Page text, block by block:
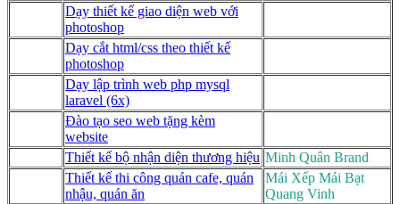
Dạy thiết kế giao diện web với
photoshop
Dạy cắt html/css theo thiết kế
photoshop
Dạy lập trình web php mysql
laravel (6x)
Đào tạo seo web tặng kèm
website
Thiết kế bộ nhận diện thương hiệu Minh Quân Brand
Thiết kế thi công quán cafe, quán
nhậu, quán ăn
Mái Xếp Mái Bạt
Quang Vinh